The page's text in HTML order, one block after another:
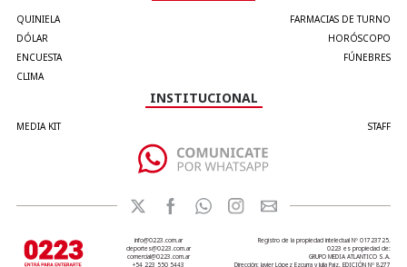
QUINIELA
DÓLAR
ENCUESTA
CLIMA
FARMACIAS DE TURNO
HORÓSCOPO
FÚNEBRES
INSTITUCIONAL
MEDIA KIT STAFF
info@0223.com.ar
deportes@0223.com.ar
comercial@0223.com.ar
+54 223 550 5443
Registro de la propiedad intelectual Nº 01723725.
0223 es propiedad de:
GRUPO MEDIA ATLANTICO S.A.
Dirección: Javier López Ezcurra y Julia Paiz. EDICIÓN Nº 8277